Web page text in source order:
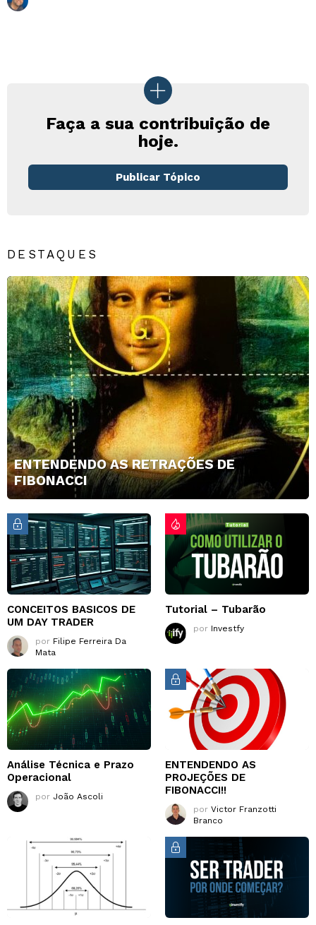
Faça a sua contribuição de
hoje.
Publicar Tópico
DESTAQUES
ENTENDENDO AS RETRAÇÕES DE
FIBONACCI
CONCEITOS BASICOS DE
UM DAY TRADER
por Filipe Ferreira Da
Mata
Tutorial – Tubarão
por Investfy
Análise Técnica e Prazo
Operacional
por João Ascoli
ENTENDENDO AS
PROJEÇÕES DE
FIBONACCI!!
por Victor Franzotti
Branco